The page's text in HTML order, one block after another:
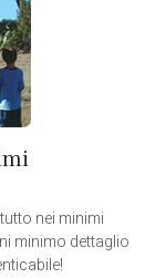
nei minimi
minimo dettaglio